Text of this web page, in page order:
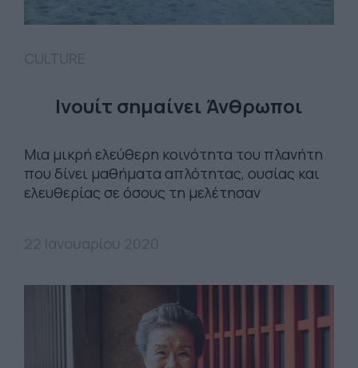
Ινουίτ σημαίνει Άνθρωποι
Μια μικρή ελεύθερη κοινότητα του πλανήτη
που δίνει μαθήματα απλότητας, ουσίας και
ελευθερίας σε όσους τη μελέτησαν